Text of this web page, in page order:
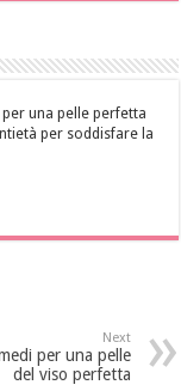
una pelle perfetta
per soddisfare la
Next
per una pelle
del viso perfetta